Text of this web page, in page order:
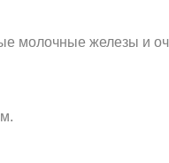
молочные железы и